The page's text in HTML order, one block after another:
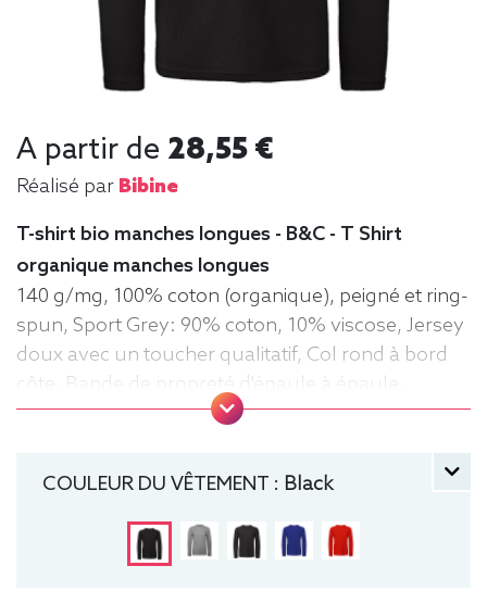
A partir de 28,55 €
Réalisé par Bibine
T-shirt bio manches longues - B&C - T Shirt
organique manches longues
140 g/mg, 100% coton (organique), peigné et ring-
spun, Sport Grey: 90% coton, 10% viscose, Jersey
doux avec un toucher qualitatif, Col rond à bord
côte, Bande de propreté d'épaule à épaule,
Coutures latérales, puce de taille, Lavable jusqu'à
Léger, Homme, Col rond, Bio / Organic, B&C
COULEUR DU VÊTEMENT : Black